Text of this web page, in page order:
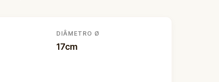
DIÂMETRO Ø
17cm